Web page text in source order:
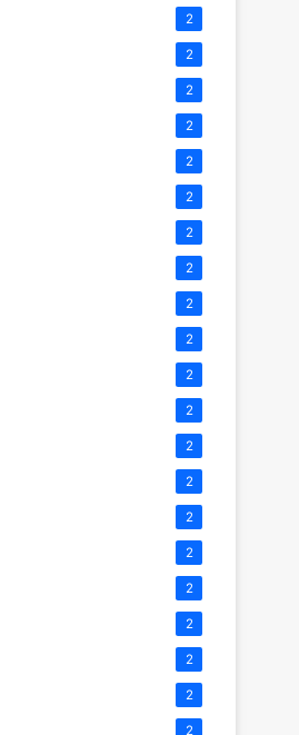
2
2
2
2
2
2
2
2
2
2
2
2
2
2
2
2
2
2
2
2
2